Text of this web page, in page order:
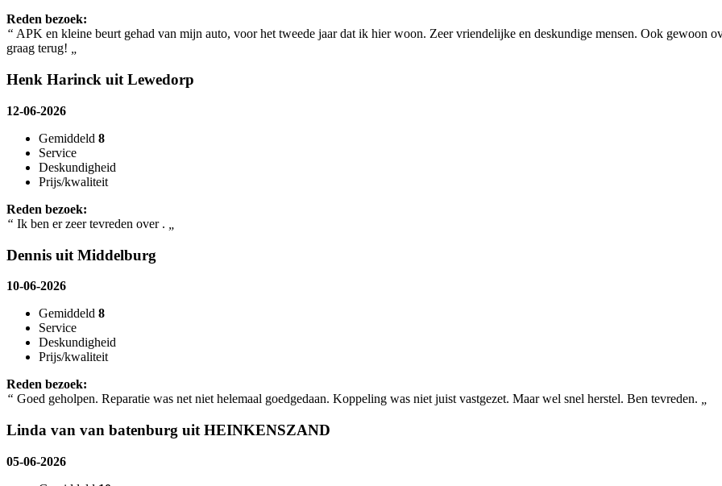
Reden bezoek:
“ APK en kleine beurt gehad van mijn auto, voor het tweede jaar dat ik hier woon. Zeer vriendelijke en deskundige mensen. Ook gewoon
graag terug!
Henk Harinck uit Lewedorp
12-06-2026
Gemiddeld 8
Service
Deskundigheid
Prijs/kwaliteit
Reden bezoek:
“ Ik ben er zeer tevreden over .
Dennis uit Middelburg
10-06-2026
Gemiddeld 8
Service
Deskundigheid
Prijs/kwaliteit
Reden bezoek:
“ Goed geholpen. Reparatie was net niet helemaal goedgedaan. Koppeling was niet juist vastgezet. Maar wel snel herstel. Ben tevreden.
Linda van van batenburg uit HEINKENSZAND
05-06-2026